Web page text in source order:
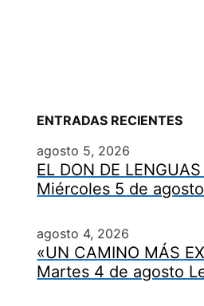
ENTRADAS RECIENTES
agosto 5, 2026
EL DON DE
Miércoles 5 de agosto
agosto 4, 2026
«UN CAMINO MÁS
Martes 4 de agosto